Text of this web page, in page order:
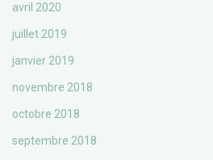
avril 2020
juillet 2019
janvier 2019
novembre 2018
octobre 2018
septembre 2018